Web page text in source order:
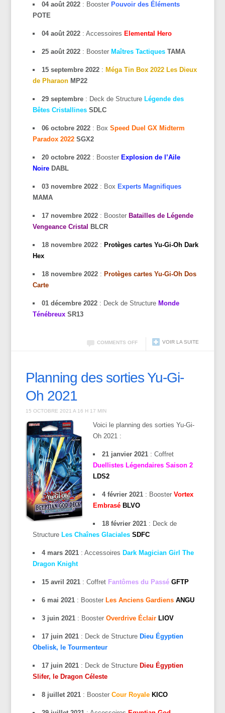
04 août 2022 : Booster Pouvoir des Éléments
POTE
04 août 2022 : Accessoires Elemental Hero
25 août 2022 : Booster Maîtres Tactiques TAMA
15 septembre 2022 : Méga Tin Box 2022 Les Dieux
de Pharaon MP22
29 septembre : Deck de Structure Légende des
Bêtes Cristallines SDLC
06 octobre 2022 : BoxSpeed Duel GX Midterm
Paradox 2022 SGX2
20 octobre 2022 : Booster Explosion de l’Aile
Noire DABL
03 novembre 2022 : Box Experts Magnifiques
MAMA
17 novembre 2022 : Booster Batailles de Légende
Vengeance Cristal BLCR
18 novembre 2022 : Protèges cartes Yu-Gi-Oh Dark
Hex
18 novembre 2022 : Protèges cartes Yu-Gi-Oh Dos
Carte
01 décembre 2022 : Deck de Structure Monde
Ténébreux SR13
VOIR LA SUITE
COMMENTS OFF
Planning des sorties Yu-Gi-
Oh 2021
15 OCTOBRE 2021 A 16 H 17 MIN
Voici le planning des sorties Yu-Gi-
Oh 2021 :
21 janvier 2021: Coffret
Duellistes Légendaires Saison 2
LDS2
4 février 2021: Booster Vortex
Embrasé BLVO
18 février 2021: Deck de
Structure Les Chaînes Glaciales SDFC
4 mars 2021 : Accessoires Dark Magician Girl The
Dragon Knight
15 avril 2021 : Coffret Fantômes du Passé GFTP
6 mai 2021 : Booster Les Anciens Gardiens ANGU
3 juin 2021 : BoosterOverdrive Éclair LIOV
17 juin 2021 : Deck de Structure Dieu Égyptien
Obelisk, le Tourmenteur
17 juin 2021 : Deck de Structure Dieu Égyptien
Slifer, le Dragon Céleste
8 juillet 2021 : BoosterCour Royale KICO